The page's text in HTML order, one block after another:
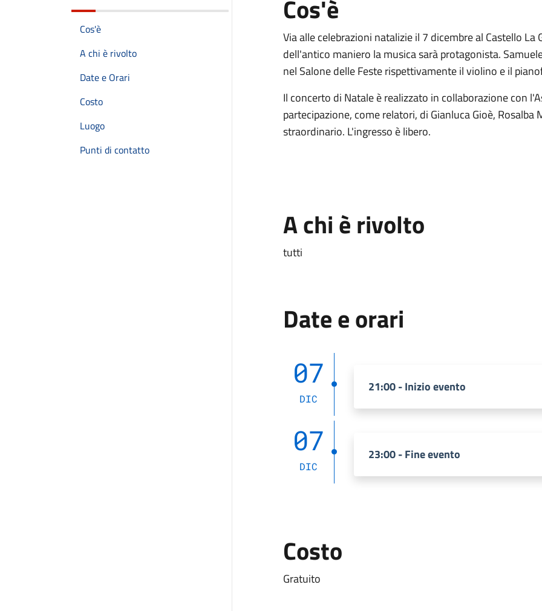
Cos'è
A chi è rivolto
Date e Orari
Costo
Luogo
Punti di contatto
Cos'è
Via alle celebrazioni natalizie il 7 dicembre al Castello La
dell'antico maniero la musica sarà protagonista.
nel Salone delle Feste rispettivamente il violino e il
Il concerto di Natale è realizzato in collaborazione con
partecipazione, come relatori, di Gianluca Gioè,
straordinario. L'ingresso è libero.
A chi è rivolto
tutti
Date e orari
07
DIC
21:00 - Inizio evento
07
DIC
23:00 - Fine evento
Costo
Gratuito